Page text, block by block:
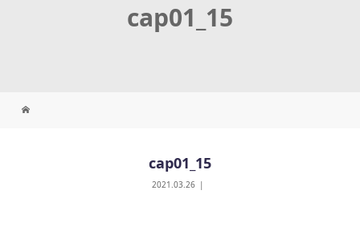
cap01_15
cap01_15
2021.03.26